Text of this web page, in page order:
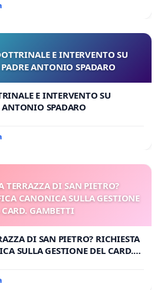
E INTERVENTO SU
ANTONIO SPADARO
E INTERVENTO SU
SPADARO
TERRAZZA DI SAN PIETRO?
CANONICA SULLA GESTIONE
CARD. GAMBETTI
DI SAN PIETRO? RICHIESTA
SULLA GESTIONE DEL CARD.